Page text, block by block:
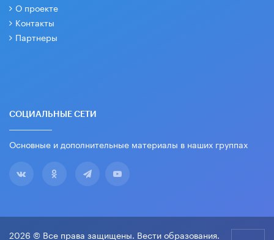
О проекте
Контакты
Партнеры
СОЦИАЛЬНЫЕ СЕТИ
Основные и дополнительные материалы в наших группах
2026 © Все права защищены. Вести образования.